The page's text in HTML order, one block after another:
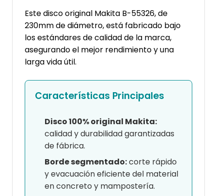
Este disco original Makita B-55326, de
230mm de diámetro, está fabricado bajo
los estándares de calidad de la marca,
asegurando el mejor rendimiento y una
larga vida útil.
Características Principales
Disco 100% original Makita:
calidad y durabilidad garantizadas
de fábrica.
Borde segmentado:corte rápido
y evacuación eficiente del material
en concreto y mampostería.